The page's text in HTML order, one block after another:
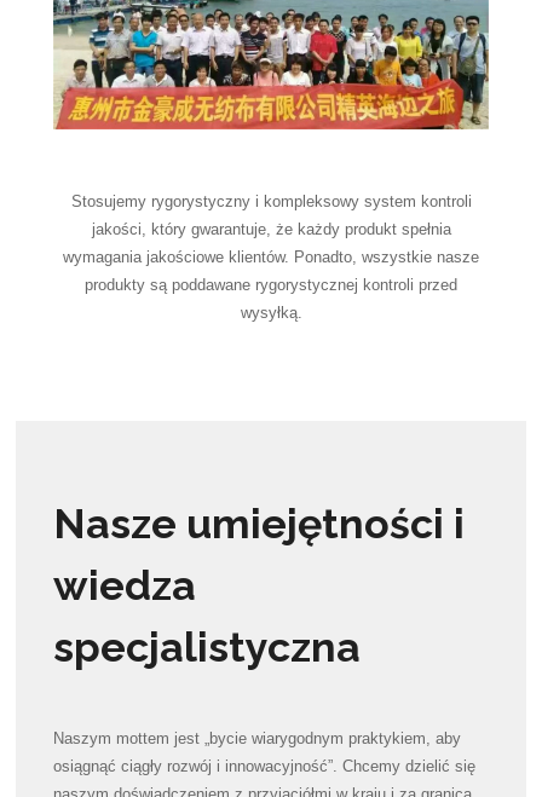
Stosujemy rygorystyczny i kompleksowy system kontroli
jakości, który gwarantuje, że każdy produkt spełnia
wymagania jakościowe klientów. Ponadto, wszystkie nasze
produkty są poddawane rygorystycznej kontroli przed
wysyłką.
Nasze umiejętności i
wiedza
specjalistyczna
Naszym mottem jest „bycie wiarygodnym praktykiem, aby
osiągnąć ciągły rozwój i innowacyjność”. Chcemy dzielić się